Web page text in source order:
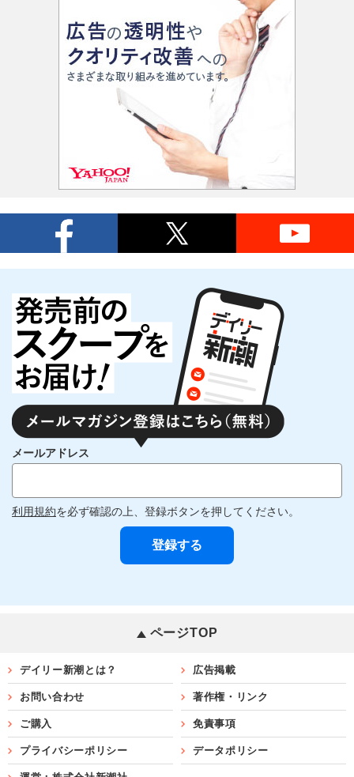
メールアドレス
利用規約を必ず確認の上、登録ボタンを押してください。
ページTOP
デイリー新潮とは？ 広告掲載
お問い合わせ 著作権・リンク
ご購入 免責事項
プライバシーポリシー データポリシー